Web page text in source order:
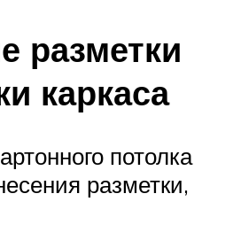
разметки
каркаса
потолка
разметки,